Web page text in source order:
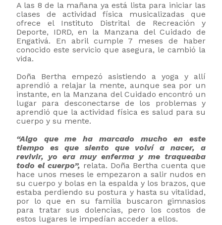
A las 8 de la mañana ya está lista para iniciar las
clases de actividad física musicalizadas que
ofrece el Instituto Distrital de Recreación y
Deporte, IDRD, en la Manzana del Cuidado de
Engativá. En abril cumple 7 meses de haber
conocido este servicio que asegura, le cambió la
vida.
Doña Bertha empezó asistiendo a yoga y allí
aprendió a relajar la mente, aunque sea por un
instante, en la Manzana del Cuidado encontró un
lugar para desconectarse de los problemas y
aprendió que la actividad física es salud para su
cuerpo y su mente.
“Algo que me ha marcado mucho en este
tiempo es que siento que volví a nacer, a
revivir, yo era muy enferma y me traqueaba
todo el cuerpo”, relata. Doña Bertha cuenta que
hace unos meses le empezaron a salir nudos en
su cuerpo y bolas en la espalda y los brazos, que
estaba perdiendo su postura y hasta su vitalidad,
por lo que en su familia buscaron gimnasios
para tratar sus dolencias, pero los costos de
estos lugares le impedían acceder a ellos.